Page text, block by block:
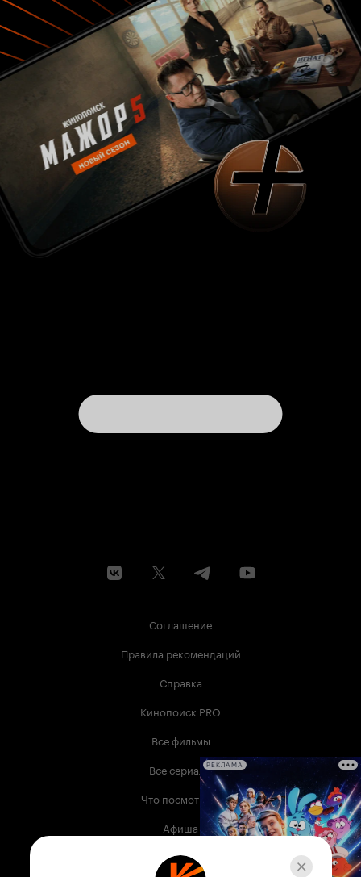
Соглашение
Правила рекомендаций
Справка
Кинопоиск PRO
Все фильмы
Все сериалы
Что посмотреть
Афиша
Музыка
РЕКЛАМА